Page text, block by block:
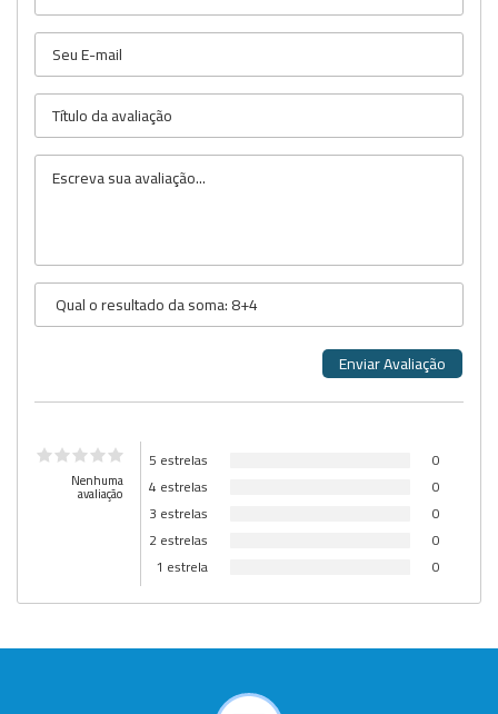
Nenhuma
avaliação
5 estrelas
0
4 estrelas
0
3 estrelas
0
2 estrelas
0
1 estrela
0